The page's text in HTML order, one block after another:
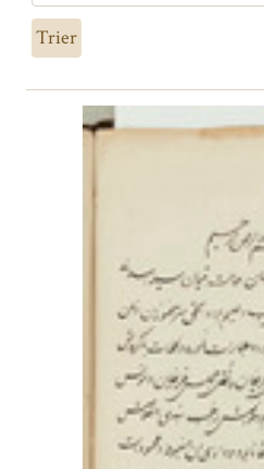
Trier